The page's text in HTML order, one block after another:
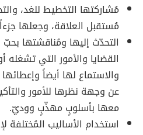
مُشاركتها التخطيط للغد،
مُستقبل العلاقة، وجعلها
التحدّث إليها ومُناقشتها
القضايا والأمور التي تشغله
والاستماع لها أيضاً
عن وجهة نظرها للأمور
معها بأسلوبٍ مهذّبٍ ووديّ.
استخدام الأساليب المُختلفة